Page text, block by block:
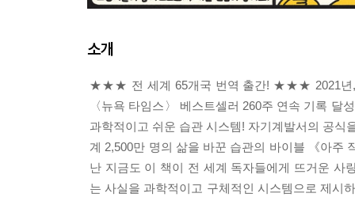
소개
★★★ 전 세계 65개국 번역 출간! ★★★ 2021년,
〈뉴욕 타임스〉 베스트셀러 260주 연속 기록
과학적이고 쉬운 습관 시스템! 자기계발서의 공식
계 2,500만 명의 삶을 바꾼 습관의 바이블 《아주
난 지금도 이 책이 전 세계 독자들에게 뜨거운 사
는 사실을 과학적이고 구체적인 시스템으로 제시